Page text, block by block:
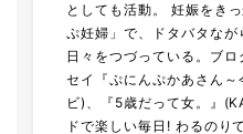
としても活動。 妊娠をき
ぷ妊婦」で、ドタバタな
日々をつづっている。ブ
セイ『ぷにんぷかあさん
ビ)、『5歳だって女。』
ドで楽しい毎日! わるのり